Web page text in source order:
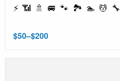
⚡ 📶 🚿 🚐 🐾 🏞️ 🏊 💆 🔧
$50–$200